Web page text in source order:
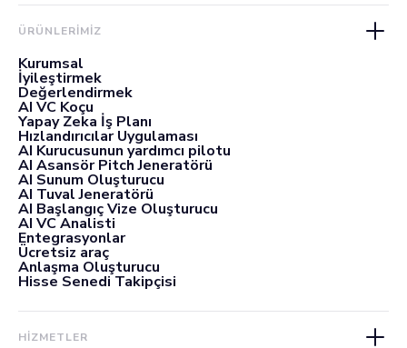
ÜRÜNLERIMIZ
Kurumsal
İyileştirmek
Değerlendirmek
AI VC Koçu
Yapay Zeka İş Planı
Hızlandırıcılar Uygulaması
AI Kurucusunun yardımcı pilotu
AI Asansör Pitch Jeneratörü
AI Sunum Oluşturucu
AI Tuval Jeneratörü
AI Başlangıç Vize Oluşturucu
AI VC Analisti
Entegrasyonlar
Ücretsiz araç
Anlaşma Oluşturucu
Hisse Senedi Takipçisi
HİZMETLER